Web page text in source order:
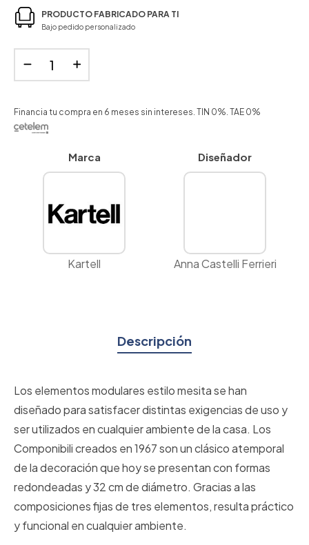
PRODUCTO FABRICADO PARA TI
Bajo pedido personalizado
Financia tu compra en 6 meses sin intereses. TIN 0%. TAE 0%
Marca
Kartell
Diseñador
Anna Castelli Ferrieri
Descripción
Los elementos modulares estilo mesita se han
diseñado para satisfacer distintas exigencias de uso y
ser utilizados en cualquier ambiente de la casa. Los
Componibili creados en 1967 son un clásico atemporal
de la decoración que hoy se presentan con formas
redondeadas y 32 cm de diámetro. Gracias a las
composiciones fijas de tres elementos, resulta práctico
y funcional en cualquier ambiente.